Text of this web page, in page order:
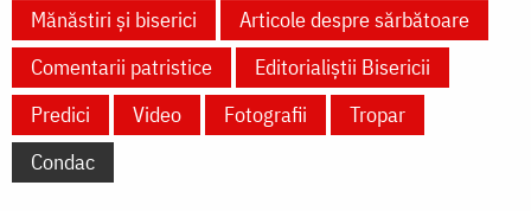
Mănăstiri și biserici
Articole despre sărbătoare
Comentarii patristice
Editorialiștii Bisericii
Predici
Video Fotografii
Tropar
Condac